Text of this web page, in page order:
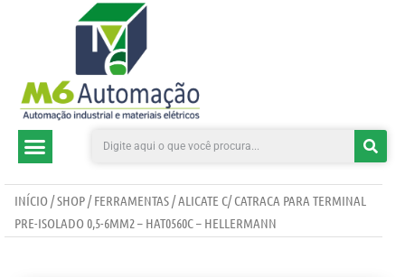
INÍCIO/SHOP/FERRAMENTAS/ ALICATE C/ CATRACA PARA TERMINAL
PRE-ISOLADO 0,5-6MM2 – HAT0560C – HELLERMANN